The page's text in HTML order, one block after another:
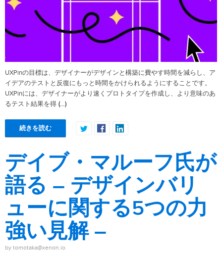
UXPinの目標は、デザイナーがデザインと構築に費やす時間を減らし、ア
イデアのテストと反復にもっと時間をかけられるようにすることです。
UXPinには、デザイナーがより速くプロトタイプを作成し、より意味のあ
るテスト結果を得 (…)
続きを読む
デイブ・マルーフ氏が
語る – デザインバリ
ューに関する5つの力
強い見解 –
by tomotaka@xenon.io